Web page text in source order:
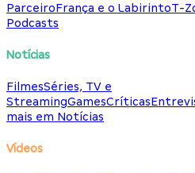
ParceiroFrança e o LabirintoT-
Podcasts
Notícias
FilmesSéries, TV e
StreamingGamesCríticas
mais em Notícias
Vídeos